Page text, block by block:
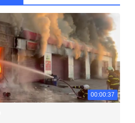
00:00:37